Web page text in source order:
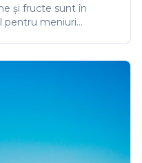
și fructe sunt în
pentru meniuri